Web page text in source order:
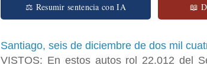
⚖ Resumir sentencia con IA 📖
Santiago, seis de diciembre de dos mil
VISTOS: En estos autos rol 22.012 del